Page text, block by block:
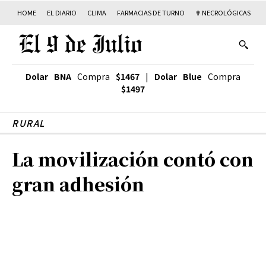
HOME EL DIARIO CLIMA FARMACIAS DE TURNO ✟ NECROLÓGICAS
Dolar BNA Compra $1467 | Dolar Blue Compra
$1497
RURAL
La movilización contó con
gran adhesión